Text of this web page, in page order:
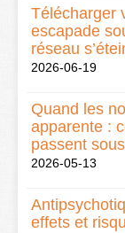
Télécharger
escapade
réseau
2026-06-19
Quand les
apparente :
passent
2026-05-13
effets et